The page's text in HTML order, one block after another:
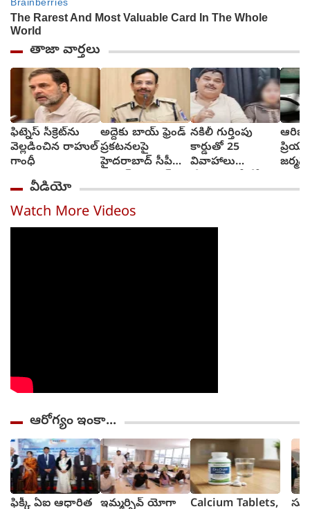
తాజా వార్తలు
ఫిట్నెస్ సీక్రెట్‌ను
వెల్లడించిన రాహుల్
గాంధీ
అద్దెకు బాయ్‌ ఫ్రెండ్‌
ప్రకటనలపై
హైదరాబాద్ సీపీ
నకిలీ గుర్తింపు
కార్డుతో 25
వివాహాలు
ఎమ్మెల్యే అల్లుడు
వీడియో
Watch More Videos
ఆరోగ్యం ఇంకా...
ఫిక్కీ ఏఐ ఆధారిత ఇమ్మర్సివ్ యోగా Calcium Tablets,